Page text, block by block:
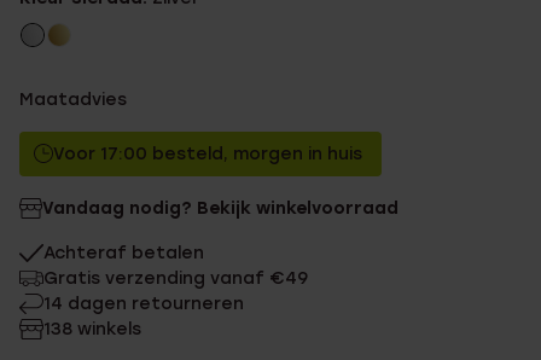
Maatadvies
Voor 17:00 besteld, morgen in huis
Vandaag nodig? Bekijk winkelvoorraad
Achteraf betalen
Gratis verzending vanaf €49
14 dagen retourneren
138 winkels